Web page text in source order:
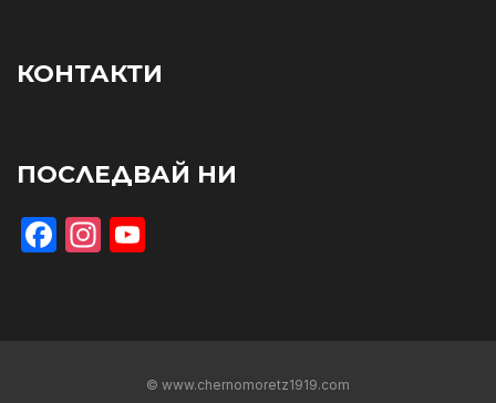
КОНТАКТИ
ПОСЛЕДВАЙ НИ
Facebook
Instagram
© www.chernomoretz1919.com